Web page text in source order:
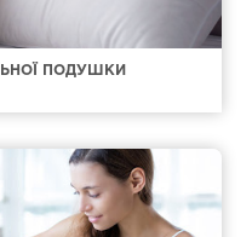
ПОДУШКИ